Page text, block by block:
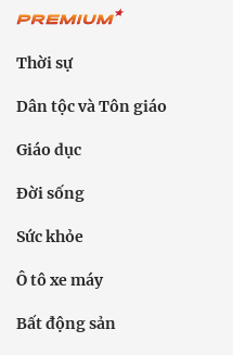
Thời sự
Dân tộc và Tôn giáo
Giáo dục
Đời sống
Sức khỏe
Ô tô xe máy
Bất động sản